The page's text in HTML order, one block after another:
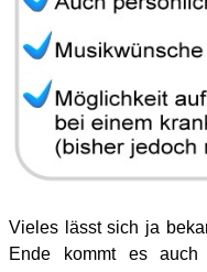
Vieles lässt sich ja
Ende kommt es